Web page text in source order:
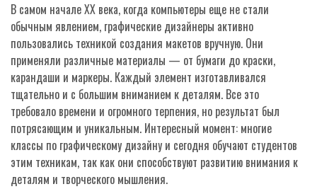
В самом начале ХХ века, когда компьютеры еще не стали
обычным явлением, графические дизайнеры активно
пользовались техникой создания макетов вручную. Они
применяли различные материалы — от бумаги до краски,
карандаши и маркеры. Каждый элемент изготавливался
тщательно и с большим вниманием к деталям. Все это
требовало времени и огромного терпения, но результат был
потрясающим и уникальным. Интересный момент: многие
классы по графическому дизайну и сегодня обучают студентов
этим техникам, так как они способствуют развитию внимания к
деталям и творческого мышления.